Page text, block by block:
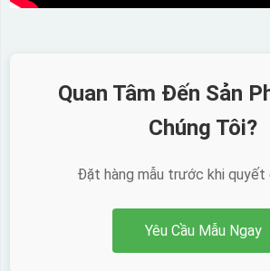
Quan Tâm Đến Sản
Chúng Tôi?
Đặt hàng mẫu trước khi quyết
Yêu Cầu Mẫu Ngay